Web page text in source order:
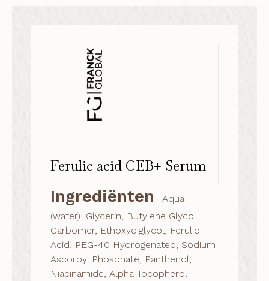
Ferulic acid CEB+ Serum
Ingrediënten
Aqua
(water), Glycerin, Butylene Glycol,
Carbomer, Ethoxydiglycol, Ferulic
Acid, PEG-40 Hydrogenated, Sodium
Ascorbyl Phosphate, Panthenol,
Niacinamide, Alpha Tocopherol